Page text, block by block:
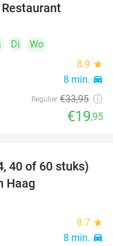
Di
Wo
8.9 star
8 min. directions_car
Regulier €33,95
€19,95
49%
40 of 60 stuks)
Haag
8.7 star
8 min. directions_car